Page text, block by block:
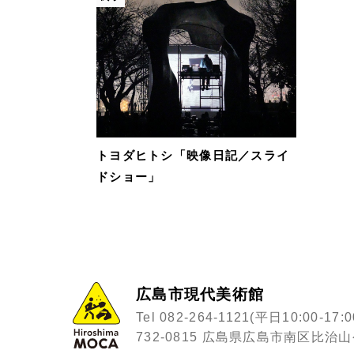
トヨダヒトシ「映像日記／スライ
ドショー」
広島市現代美術館
Tel 082-264-1121(平日10:00-
732-0815 広島県広島市南区比治